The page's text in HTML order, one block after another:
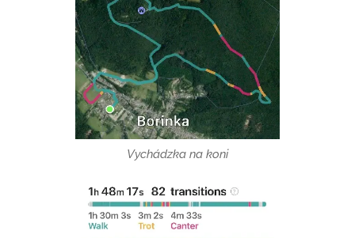
Vychádzka na koni